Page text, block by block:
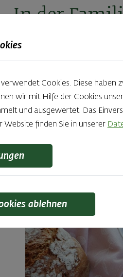
In der
Cookies. Diese haben
wir mit Hilfe der Cookies
und ausgewertet. Das
Website finden Sie in unserer
ablehnen